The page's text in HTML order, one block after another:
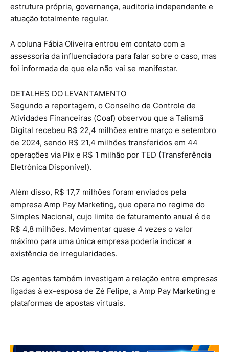
estrutura própria, governança, auditoria independente e
atuação totalmente regular.
A coluna Fábia Oliveira entrou em contato com a
assessoria da influenciadora para falar sobre o caso, mas
foi informada de que ela não vai se manifestar.
DETALHES DO LEVANTAMENTO
Segundo a reportagem, o Conselho de Controle de
Atividades Financeiras (Coaf) observou que a Talismã
Digital recebeu R$ 22,4 milhões entre março e setembro
de 2024, sendo R$ 21,4 milhões transferidos em 44
operações via Pix e R$ 1 milhão por TED (Transferência
Eletrônica Disponível).
Além disso, R$ 17,7 milhões foram enviados pela
empresa Amp Pay Marketing, que opera no regime do
Simples Nacional, cujo limite de faturamento anual é de
R$ 4,8 milhões. Movimentar quase 4 vezes o valor
máximo para uma única empresa poderia indicar a
existência de irregularidades.
Os agentes também investigam a relação entre empresas
ligadas à ex-esposa de Zé Felipe, a Amp Pay Marketing e
plataformas de apostas virtuais.